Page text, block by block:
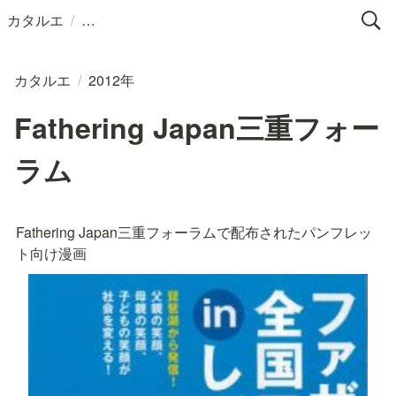
カタルエ /
カタルエ / 2012年
Fathering Japan三重フォー
ラム
Fathering Japan三重フォーラムで配布されたパンフレッ
ト向け漫画